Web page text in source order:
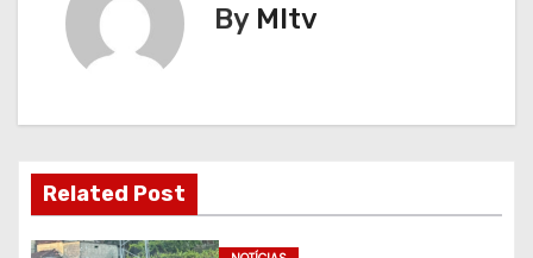
ç
ã
By MItv
Related Post